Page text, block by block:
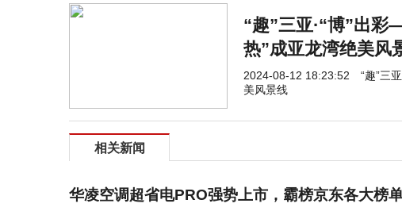
“趣”三亚·“博”出
热”成亚龙湾绝美风
2024-08-12 18:23:52
“趣”三
美风景线
相关新闻
华凌空调超省电PRO强势上市，霸榜京东各大榜